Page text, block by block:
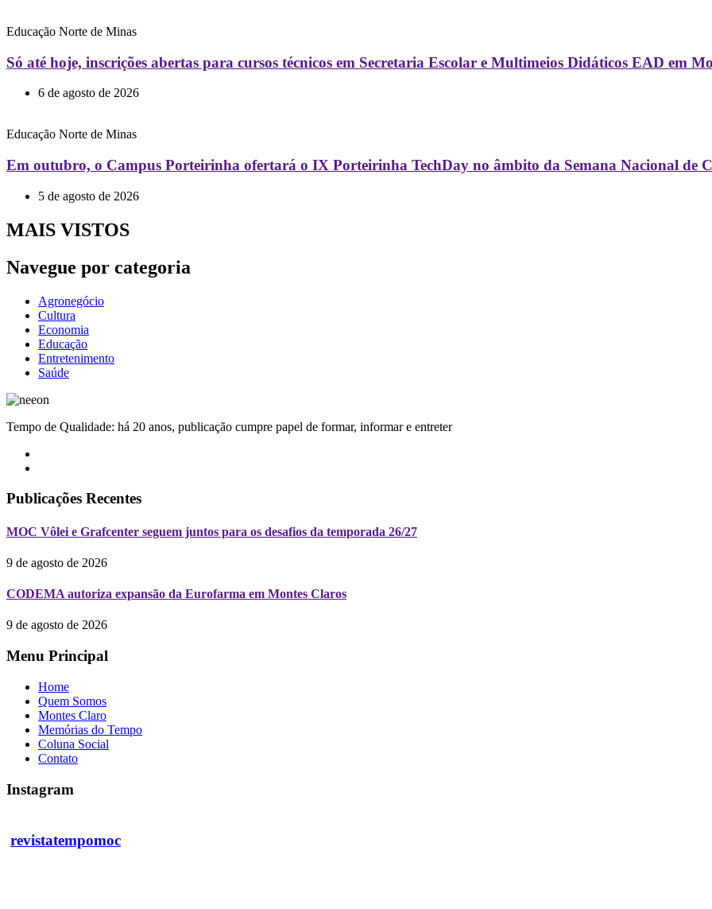
Educação Norte de Minas
Só até hoje, inscrições abertas para cursos técnicos em Secretaria Escolar e Multimeios Didáticos EAD em
6 de agosto de 2026
Educação Norte de Minas
Em outubro, o Campus Porteirinha ofertará o IX Porteirinha TechDay no âmbito da Semana Nacional de
5 de agosto de 2026
MAIS VISTOS
Navegue por categoria
Agronegócio
Cultura
Economia
Educação
Entretenimento
Saúde
Tempo de Qualidade: há 20 anos, publicação cumpre papel de formar, informar e entreter
Publicações Recentes
MOC Vôlei e Grafcenter seguem juntos para os desafios da temporada 26/27
9 de agosto de 2026
CODEMA autoriza expansão da Eurofarma em Montes Claros
9 de agosto de 2026
Menu Principal
Home
Quem Somos
Montes Claro
Memórias do Tempo
Coluna Social
Contato
Instagram
revistatempomoc